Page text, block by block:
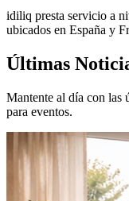
idiliq presta servicio a
ubicados en España y
Últimas
Mantente al día con las
para eventos.